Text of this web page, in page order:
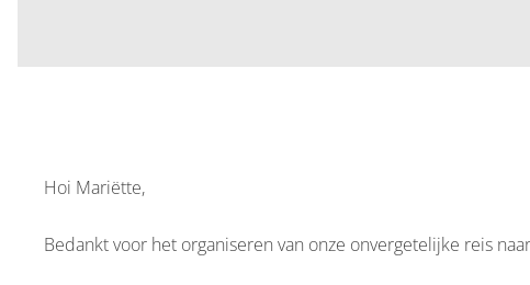
Hoi Mariëtte,
Bedankt voor het organiseren van onze onvergetelijke reis